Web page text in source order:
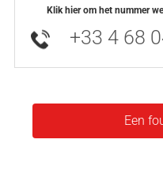
Klik hier om het nummer
+33 4 68
Een